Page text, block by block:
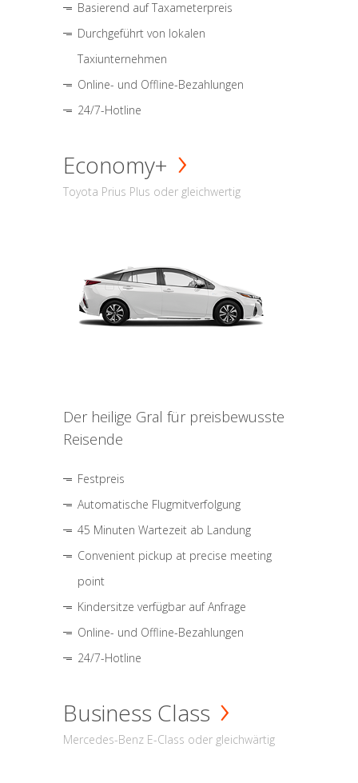
Basierend auf Taxameterpreis
Durchgeführt von lokalen
Taxiunternehmen
Online- und Offline-Bezahlungen
24/7-Hotline
Economy+
Toyota Prius Plus oder gleichwertig
Der heilige Gral für preisbewusste
Reisende
Festpreis
Automatische Flugmitverfolgung
45 Minuten Wartezeit ab Landung
Convenient pickup at precise meeting
point
Kindersitze verfügbar auf Anfrage
Online- und Offline-Bezahlungen
24/7-Hotline
Business Class
Mercedes-Benz E-Class oder gleichwärtig